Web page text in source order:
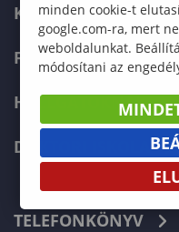
KÉPZÉSEK
FELVÉTELIZŐKNEK
HALLGATÓKNAK
DOKTORI ISKOLA
TELEFONKÖNYV
minden cookie-t
google.com-ra, mert
weboldalunkat.
módosítani az